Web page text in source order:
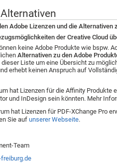
Adobe Lizenzen und die Alternativen
der Creative Cloud
keine Adobe Produkte wie bspw.
Alternativen zu den Adobe
Liste um eine Übersicht zu
erhebt keinen Anspruch auf
hat Lizenzen für die Affinity
und InDesign sein könnten. Mehr
hat Lizenzen für PDF-XChange Pro
Sie aufunserer Webseite.
Team
freiburg.de